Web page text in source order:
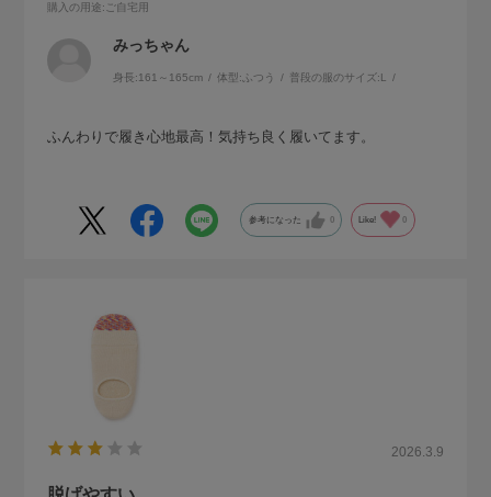
購入の用途:ご自宅用
みっちゃん
身長:161～165cm 体型:ふつう 普段の服のサイズ:L
ふんわりで履き心地最高！気持ち良く履いてます。
参考になった 0 Like! 0
2026.3.9